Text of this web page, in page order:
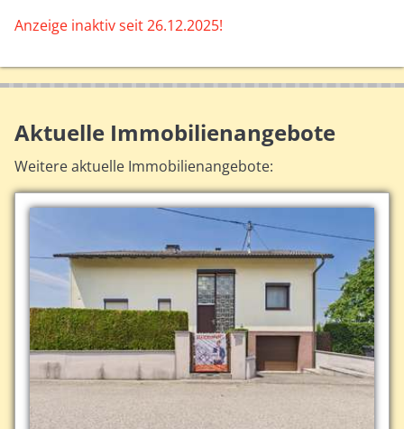
Anzeige inaktiv seit 26.12.2025!
Aktuelle Immobilienangebote
Weitere aktuelle Immobilienangebote: